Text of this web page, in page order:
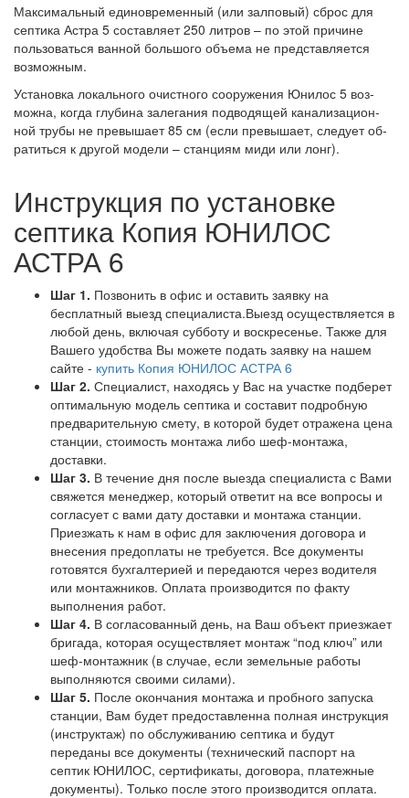
Мак­си­маль­ный еди­нов­ре­мен­ный (или зал­по­вый) сброс для
сеп­ти­ка Ас­тра 5 сос­тав­ля­ет 250 лит­ров – по этой при­чи­не
поль­зо­вать­ся ван­ной боль­шо­го объ­ема не пред­став­ля­ет­ся
воз­мож­ным.
Ус­та­нов­ка ло­каль­но­го очис­тно­го со­ору­же­ния Юни­лос 5 воз­
мож­на, ког­да глу­би­на за­ле­га­ния под­во­дя­щей ка­на­ли­за­ци­он­
ной тру­бы не пре­вы­ша­ет 85 см (ес­ли пре­вы­ша­ет, сле­ду­ет об­
ра­тить­ся к дру­гой мо­де­ли – стан­ци­ям ми­ди или лонг).
Инструкция по установке
септика Копия ЮНИЛОС
АСТРА 6
Шаг 1. Позвонить в офис и оставить заявку на
бесплатный выезд специалиста.Выезд осуществляется в
любой день, включая субботу и воскресенье. Также для
Вашего удобства Вы можете подать заявку на нашем
сайте - купить Копия ЮНИЛОС АСТРА 6
Шаг 2. Специалист, находясь у Вас на участке подберет
оптимальную модель септика и составит подробную
предварительную смету, в которой будет отражена цена
станции, стоимость монтажа либо шеф-монтажа,
доставки.
Шаг 3. В течение дня после выезда специалиста с Вами
свяжется менеджер, который ответит на все вопросы и
согласует с вами дату доставки и монтажа станции.
Приезжать к нам в офис для заключения договора и
внесения предоплаты не требуется. Все документы
готовятся бухгалтерией и передаются через водителя
или монтажников. Оплата производится по факту
выполнения работ.
Шаг 4. В согласованный день, на Ваш объект приезжает
бригада, которая осуществляет монтаж “под ключ” или
шеф-монтажник (в случае, если земельные работы
выполняются своими силами).
Шаг 5. После окончания монтажа и пробного запуска
станции, Вам будет предоставленна полная инструкция
(инструктаж) по обслуживанию септика и будут
переданы все документы (технический паспорт на
септик ЮНИЛОС, сертификаты, договора, платежные
документы). Только после этого производится оплата.